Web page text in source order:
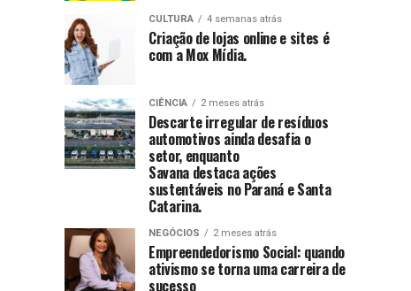
CULTURA 4 semanas atrás
Criação de lojas online e sites é
com a Mox Mídia.
CIÊNCIA 2 meses atrás
Descarte irregular de resíduos
automotivos ainda desafia o
setor, enquanto
Savana destaca ações
sustentáveis no Paraná e Santa
Catarina.
NEGÓCIOS 2 meses atrás
Empreendedorismo Social: quando
ativismo se torna uma carreira de
sucesso